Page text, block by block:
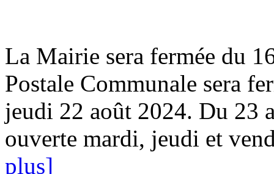
La Mairie sera fermée du
Postale Communale sera
jeudi 22 août 2024. Du 23
ouverte mardi, jeudi et
plus]